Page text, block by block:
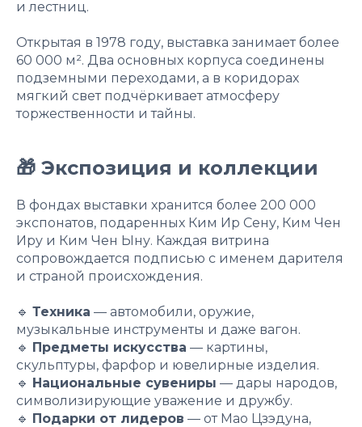
и лестниц.
Открытая в 1978 году, выставка занимает более
60 000 м². Два основных корпуса соединены
подземными переходами, а в коридорах
мягкий свет подчёркивает атмосферу
торжественности и тайны.
🎁 Экспозиция и коллекции
В фондах выставки хранится более 200 000
экспонатов, подаренных Ким Ир Сену, Ким Чен
Иру и Ким Чен Ыну. Каждая витрина
сопровождается подписью с именем дарителя
и страной происхождения.
🔹 Техника — автомобили, оружие,
музыкальные инструменты и даже вагон.
🔹 Предметы искусства — картины,
скульптуры, фарфор и ювелирные изделия.
🔹 Национальные сувениры — дары народов,
символизирующие уважение и дружбу.
🔹 Подарки от лидеров — от Мао Цзэдуна,